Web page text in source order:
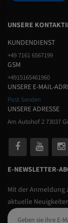
UNSERE
KUNDENDIENST
+49 7161 6567199
GSM
+4915165461960
UNSERE E-MAIL-
Post Senden
UNSERE ADRESSE
Am Autohof 2 73037
E-NEWSLETTER-
Mit der Anmeldung
aktuelle